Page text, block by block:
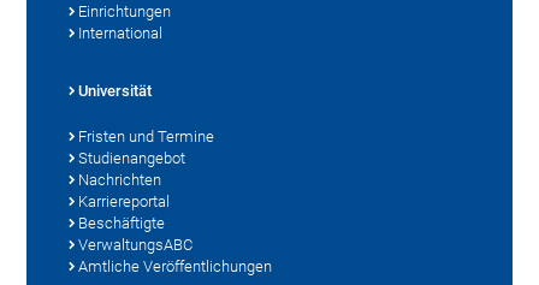
Einrichtungen
International
Universität
Fristen und Termine
Studienangebot
Nachrichten
Karriereportal
Beschäftigte
VerwaltungsABC
Amtliche Veröffentlichungen